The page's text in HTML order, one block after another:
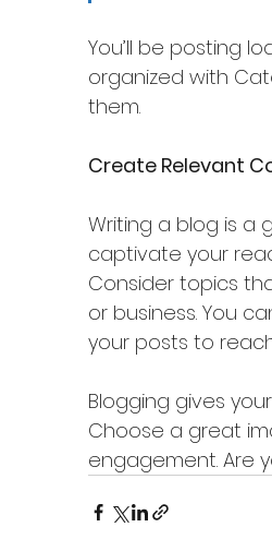
You’ll be posting
organized with
them.
Create Relevant
Writing a blog is a
captivate your
Consider topics
or business. You
your posts to
Blogging gives
Choose a great
engagement. Are